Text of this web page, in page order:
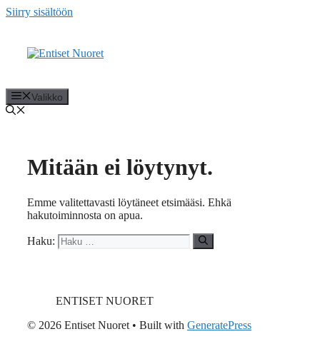
Siirry sisältöön
Valikko
Mitään ei löytynyt.
Emme valitettavasti löytäneet etsimääsi. Ehkä
hakutoiminnosta on apua.
Haku:
ENTISET NUORET
© 2026 Entiset Nuoret • Built with GeneratePress